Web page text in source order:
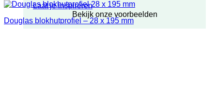
Laat je inspireren
Bekijk onze voorbeelden
Douglas blokhutprofiel – 28 x 195 mm